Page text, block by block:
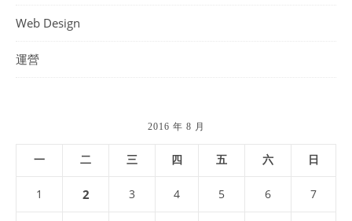
Web Design
運營
2016 年 8 月
一 二 三 四 五 六 日
1 2 3 4 5 6 7